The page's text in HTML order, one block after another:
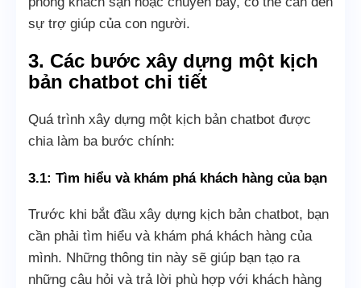
sự trợ giúp của con người.
3. Các bước xây dựng một kịch
bản chatbot chi tiết
Quá trình xây dựng một kịch bản chatbot được
chia làm ba bước chính:
3.1: Tìm hiểu và khám phá khách hàng của bạn
Trước khi bắt đầu xây dựng kịch bản chatbot, bạn
cần phải tìm hiểu và khám phá khách hàng của
mình. Những thông tin này sẽ giúp bạn tạo ra
những câu hỏi và trả lời phù hợp với khách hàng